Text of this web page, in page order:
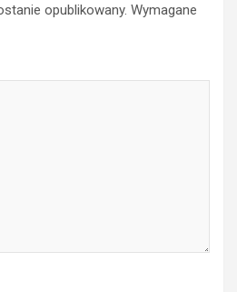
opublikowany. Wymagane